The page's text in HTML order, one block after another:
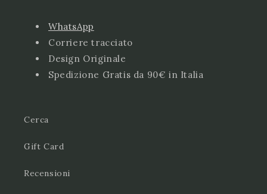
WhatsApp
Corriere tracciato
Design Originale
Spedizione Gratis da 90€ in Italia
Cerca
Gift Card
Recensioni